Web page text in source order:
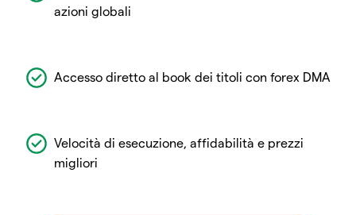
azioni globali
Accesso diretto al book dei titoli con forex DMA
Velocità di esecuzione, affidabilità e prezzi
migliori